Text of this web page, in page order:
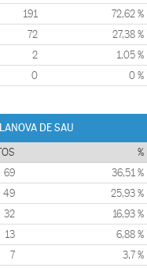
191 72,62 %
72 27,38 %
2 1,05 %
0 0 %
DE SAU
%
69 36,51 %
49 25,93 %
32 16,93 %
13 6,88 %
7 3,7 %